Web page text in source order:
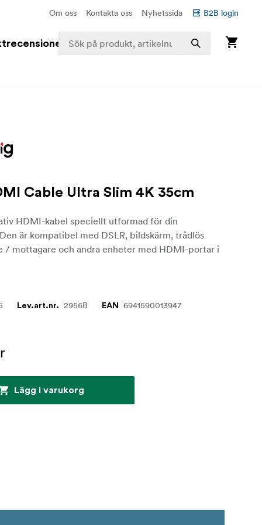
Om oss Kontakta oss Nyhetssida B2B login
Cable Ultra Slim 4K 35cm
HDMI-kabel speciellt utformad för din
är kompatibel med DSLR, bildskärm, trådlös
/ mottagare och andra enheter med HDMI-portar i
Lev.art.nr. 2956B EAN 6941590013947
Lägg i varukorg